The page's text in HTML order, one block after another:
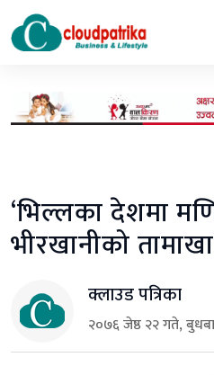
‘भिल्लका देशमा
भीरखानीको
क्लाउड पत्रिका
२०७६ जेष्ठ २२ गते,